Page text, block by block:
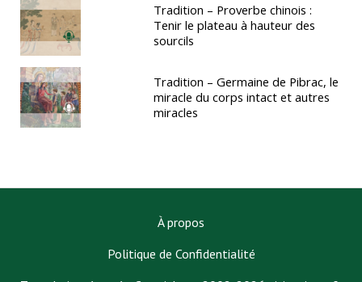
Tradition – Proverbe chinois :
Tenir le plateau à hauteur des
sourcils
Tradition – Germaine de Pibrac, le
miracle du corps intact et autres
miracles
À propos
Politique de Confidentialité